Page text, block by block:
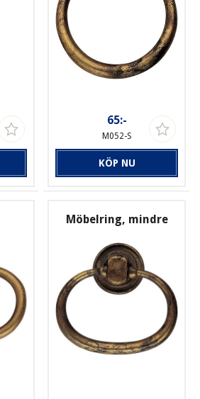
65:-
M052-S
KÖP NU
Möbelring, mindre